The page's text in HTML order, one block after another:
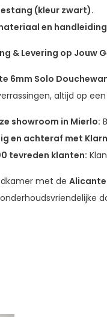
(kleur zwart).
en
& Levering op Jouw
6mm Solo
altijd op
showroom in Mierlo:
en achteraf met
tevreden klanten:
met de